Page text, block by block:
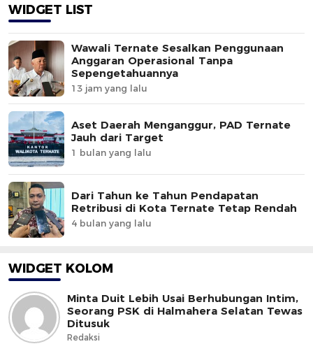
WIDGET LIST
Wawali Ternate Sesalkan Penggunaan
Anggaran Operasional Tanpa
Sepengetahuannya
13 jam yang lalu
Aset Daerah Menganggur, PAD Ternate
Jauh dari Target
1 bulan yang lalu
Dari Tahun ke Tahun Pendapatan
Retribusi di Kota Ternate Tetap Rendah
4 bulan yang lalu
WIDGET KOLOM
Minta Duit Lebih Usai Berhubungan Intim,
Seorang PSK di Halmahera Selatan Tewas
Ditusuk
Redaksi